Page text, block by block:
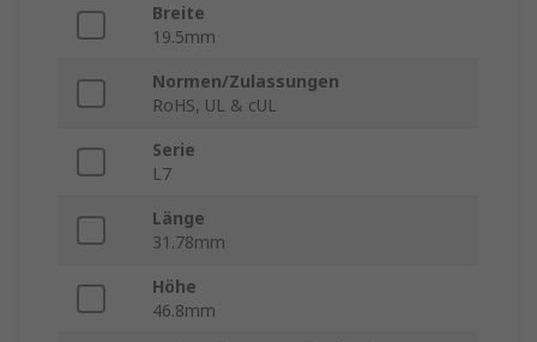
Breite
19.5mm
Normen/Zulassungen
RoHS, UL & cUL
Serie
L7
Länge
31.78mm
Höhe
46.8mm